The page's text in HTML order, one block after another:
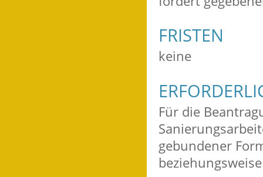
FRISTEN
keine
Für die
gebundener